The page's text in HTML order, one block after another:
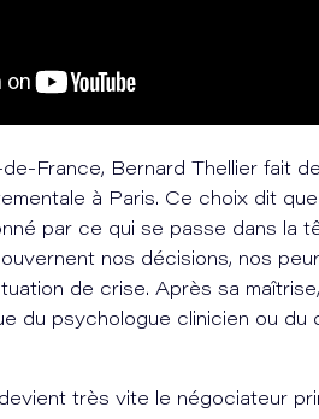
France, Bernard Thellier fait
à Paris. Ce choix dit
par ce qui se passe dans la
nos décisions, nos
de crise. Après sa
du psychologue clinicien ou du
très vite le négociateur